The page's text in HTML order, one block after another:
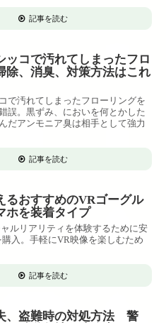
記事を読む
ッコで汚れてしまったフロ
除、消臭、対策方法はこれ
で汚れてしまったフローリングを
誤。黒ずみ、においを何とかした
だアンモニア臭は相手として強力
記事を読む
るおすすめのVRゴーグル
を装着タイプ
ルリアリティを体験するために安
入。手軽にVR映像を楽しむため
記事を読む
、盗難時の対処方法 警